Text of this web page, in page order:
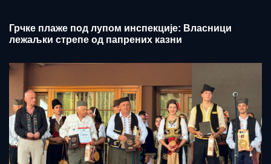
Грчке плаже под лупом инспекције: Власници
лежаљки стрепе од папрених казни